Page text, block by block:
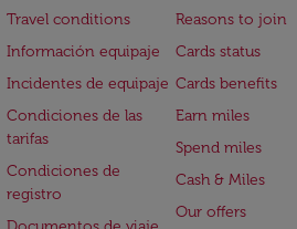
Travel conditions
Información equipaje
Incidentes de equipaje
Condiciones de las
tarifas
Condiciones de
registro
Reasons to join
Cards status
Cards benefits
Earn miles
Spend miles
Cash & Miles
Our offers